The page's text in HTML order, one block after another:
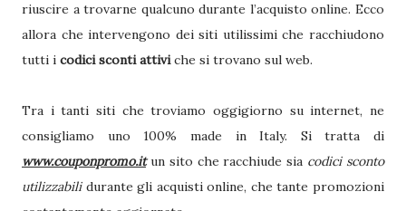
riuscire a trovarne qualcuno durante l’acquisto online. Ecco
allora che intervengono dei siti utilissimi che racchiudono
tutti i codici sconti attiviche si trovano sul web.
Tra i tanti siti che troviamo oggigiorno su internet, ne
consigliamo uno 100% made in Italy. Si tratta di
www.couponpromo.itun sito che racchiude sia codici sconto
utilizzabilidurante gli acquisti online, che tante promozioni